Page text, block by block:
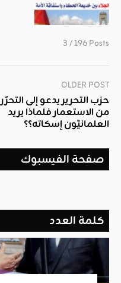
3 / 196 Posts
OLDER POST
حزب التحرير يدعو إلى التحرّر
من الاستعمار فلماذا يريد
العلمانيّون إسكاته؟؟
صفحة الفيسبوك
كلمة العدد